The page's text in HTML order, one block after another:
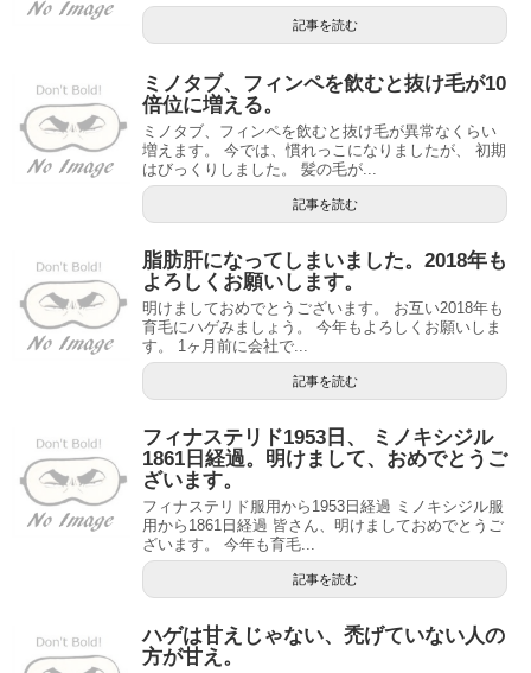
記事を読む
ミノタブ、フィンペを飲むと抜け毛が10
倍位に増える。
ミノタブ、フィンペを飲むと抜け毛が異常なくらい
増えます。 今では、慣れっこになりましたが、 初期
はびっくりしました。 髪の毛が...
記事を読む
脂肪肝になってしまいました。2018年も
よろしくお願いします。
明けましておめでとうございます。 お互い2018年も
育毛にハゲみましょう。 今年もよろしくお願いしま
す。 1ヶ月前に会社で...
記事を読む
フィナステリド1953日、 ミノキシジル
1861日経過。明けまして、おめでとうご
ざいます。
フィナステリド服用から1953日経過 ミノキシジル服
用から1861日経過 皆さん、明けましておめでとうご
ざいます。 今年も育毛...
記事を読む
ハゲは甘えじゃない、禿げていない人の
方が甘え。